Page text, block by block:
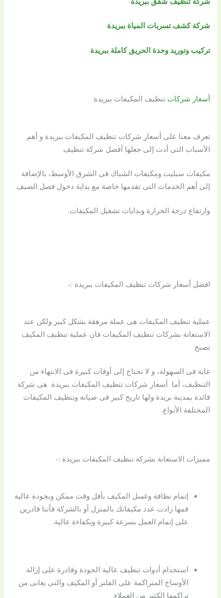
شركة كشف تسربات المياة ببريدة
تركيب وتوريد وحدة الحريق كاملة ببريدة
أسعار شركات تنظيف المكيفات ببريدة
تعرف معنا على أسعار شركات تنظيف المكيفات ببريدة و أهم
الأسباب التى أدت إلى جعلها أفضل شركة تنظيف
مكيفات سبليت ومكيفات الشباك فى الشرق الأوسط، بالإضافة
إلى أهم الخدمات التى تقدمها خاصة مع بداية دخول فصل الصيف
وارتفاع درجة الحرارة وبدايات تشغيل المكيفات.
افضل أسعار شركات تنظيف المكيفات ببريدة :-
عملية تنظيف المكيفات هى عملة مرهقة بشكل كبير ولكن عند
الاستعانة بشركات تنظيف المكيفات فان عملية تنظيف المكيف
تصبح
غاية فى السهولة، و لا تحتاج إلى أوقات كبيرة فى الانتهاء من
التنظيف، أما أسعار شركات تنظيف المكيفات ببريدة هى شركة
قائدة بمدينة بريدة ولها تاريخ كبير فى صيانة وتنظيف المكيفات
المختلفة الأنواع.
مميزات الاستعانة بشركة تنظيف المكيفات ببريدة :-
إتمام نظافة وغسل المكيف بأقل وقت ممكن وبجودة عالية
فمها زادت عدد مكيفاتك بالمنزل أو بالشركة فأننا قادرين
على إتمام العمل بسرعة كبيرة وبكفاءة عالية.
استخدام أدوات تنظيف عالية الجودة وقادرة على إزالة
الأوساخ المتراكمة على الفلتر أو المكيف والتى يعانى من
تراكمها الكثير من العملاء.